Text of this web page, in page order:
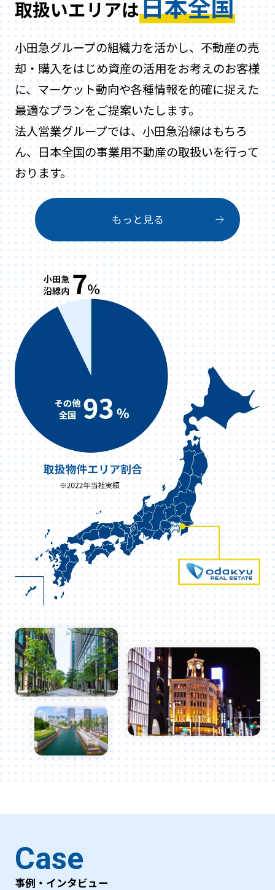
取扱いエリアは
小田急グループの組織力を活かし、不動産の売
却・購入をはじめ資産の活用をお考えのお客様
に、マーケット動向や各種情報を的確に捉えた
最適なプランをご提案いたします。
法人営業グループでは、小田急沿線はもちろ
ん、日本全国の事業用不動産の取扱いを行って
おります。
もっと見る
Case
事例・インタビュー